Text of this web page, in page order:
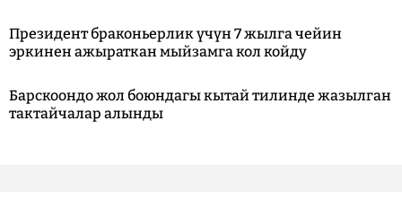
Президент браконьерлик үчүн 7 жылга чейин
эркинен ажыраткан мыйзамга кол койду
Барскоондо жол боюндагы кытай тилинде жазылган
тактайчалар алынды